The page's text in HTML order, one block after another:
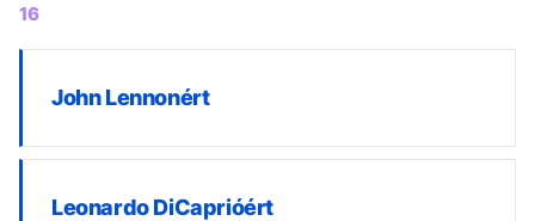
16
John Lennonért
Leonardo DiCaprióért